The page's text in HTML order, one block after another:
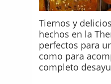
Tiernos y
hechos en la
perfectos para
como para
completo